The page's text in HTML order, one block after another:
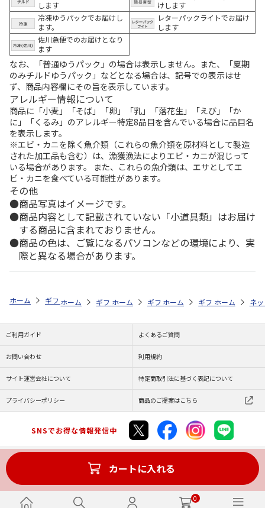
0
します
けします
冷凍ゆうパックでお届けし
ます。
レターパックライトでお届け
します
佐川急便でのお届けとなり
ます
なお、「普通ゆうパック」の場合は表示しません。また、「夏期
のみチルドゆうパック」などとなる場合は、記号での表示はせ
ず、商品内容欄にその旨を表示しています。
アレルギー情報について
商品に「小麦」「そば」「卵」「乳」「落花生」「えび」「か
に」「くるみ」のアレルギー特定8品目を含んでいる場合に品目名
を表示します。
※エビ・カニを除く魚介類（これらの魚介類を原材料として製造
された加工品も含む）は、漁獲漁法によりエビ・カニが混じって
いる場合があります。 また、これらの魚介類は、エサとしてエ
ビ・カニを食べている可能性があります。
その他
商品写真はイメージです。
商品内容として記載されていない「小道具類」はお届け
する商品に含まれておりません。
商品の色は、ご覧になるパソコンなどの環境により、実
際と異なる場合があります。
カートに入れる
ホーム ギフト通販 内祝い・お返し 法要・香典返し 選べる国産
ホーム ギフト通販 内祝い・お返し 法要・香典返し
ホーム ギフト通販 お祝い・贈りもの
ホーム ギフト通販 商
ホーム ネ
ご利用ガイド よくあるご質問
お問い合わせ 利用規約
サイト運営会社について 特定商取引法に基づく表記について
プライバシーポリシー 商品のご提案はこちら
SNSでお得な情報発信中
Copyright (C) JAPAN POST Co.,Ltd. All Rights Reserved.